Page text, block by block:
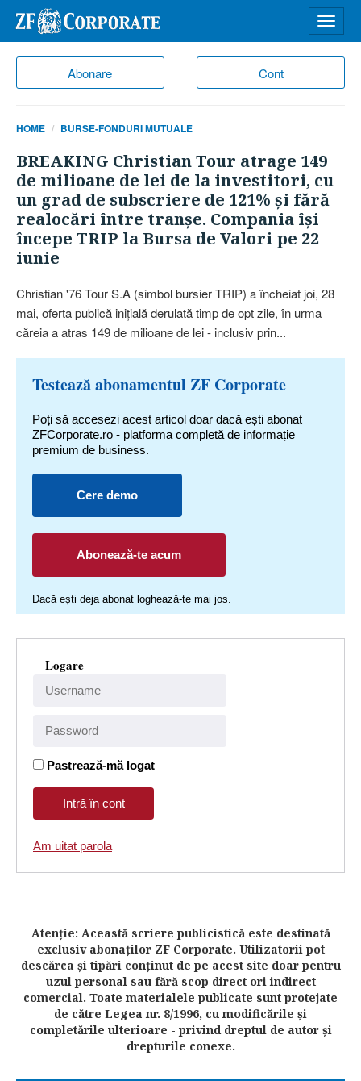
Abonare Cont
meniu
HOME BURSE-FONDURI MUTUALE
BREAKING Christian Tour atrage 149
de milioane de lei de la investitori, cu
un grad de subscriere de 121% şi fără
realocări între tranşe. Compania îşi
începe TRIP la Bursa de Valori pe 22
iunie
Christian '76 Tour S.A (simbol bursier TRIP) a încheiat joi, 28
mai, oferta publică iniţială derulată timp de opt zile, în urma
căreia a atras 149 de milioane de lei - inclusiv prin...
Testează abonamentul ZF Corporate
Poți să accesezi acest articol doar dacă ești abonat
ZFCorporate.ro - platforma completă de informație
premium de business.
Cere demo
Abonează-te acum
Dacă ești deja abonat loghează-te mai jos.
Logare
Pastrează-mă logat
Am uitat parola
Atenţie: Această scriere publicistică este destinată
exclusiv abonaţilor ZF Corporate. Utilizatorii pot
descărca şi tipări conţinut de pe acest site doar pentru
uzul personal sau fără scop direct ori indirect
comercial. Toate materialele publicate sunt protejate
de către Legea nr. 8/1996, cu modificările şi
completările ulterioare - privind dreptul de autor şi
drepturile conexe.